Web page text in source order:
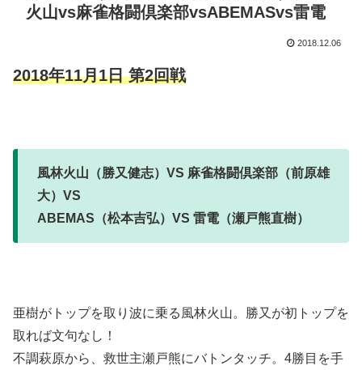
火山vs麻雀格闘倶楽部vsABEMASvs雷電
2018.12.06
2018年11月1日 第2回戦
風林火山（勝又健志）VS 麻雀格闘倶楽部（前原雄
大）VS
ABEMAS（松本吉弘）VS 雷電（瀬戸熊直樹）
亜樹がトップを取り波に乗る風林火山。勝又が初トップを
取れば文句なし！
不調萩原から、救世主瀬戸熊にバトンタッチ。4勝目を手